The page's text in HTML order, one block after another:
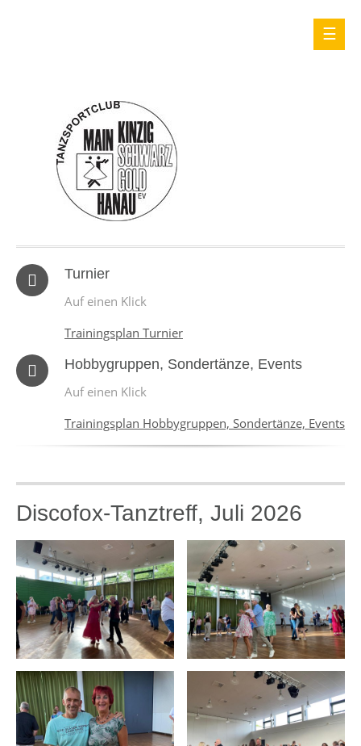
Turnier
Auf einen Klick
Trainingsplan Turnier
Hobbygruppen, Sondertänze, Events
Auf einen Klick
Trainingsplan Hobbygruppen, Sondertänze, Events
Discofox-Tanztreff, Juli 2026